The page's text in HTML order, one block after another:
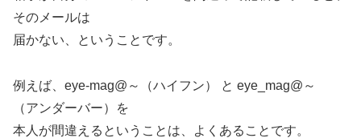
そのメールは
届かない、ということです。
例えば、eye-mag@～（ハイフン） と eye_mag@～
（アンダーバー）を
本人が間違えるということは、よくあることです。